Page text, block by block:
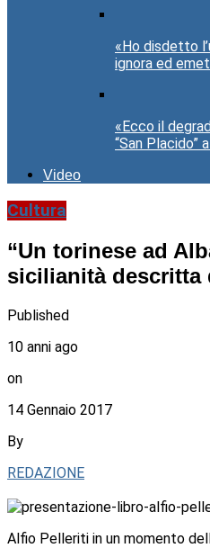
«Ho disdetto
ignora ed
«Ecco il
“San Placido”
Video
Cultura
“Un torinese ad
sicilianità descritta
Published
10 anni ago
on
14 Gennaio 2017
By
REDAZIONE
Alfio Pelleriti in un momento